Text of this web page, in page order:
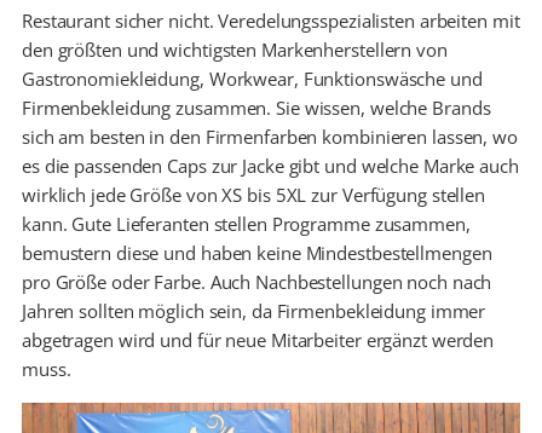
Restaurant sicher nicht. Veredelungsspezialisten arbeiten mit
den größten und wichtigsten Markenherstellern von
Gastronomiekleidung, Workwear, Funktionswäsche und
Firmenbekleidung zusammen. Sie wissen, welche Brands
sich am besten in den Firmenfarben kombinieren lassen, wo
es die passenden Caps zur Jacke gibt und welche Marke auch
wirklich jede Größe von XS bis 5XL zur Verfügung stellen
kann. Gute Lieferanten stellen Programme zusammen,
bemustern diese und haben keine Mindestbestellmengen
pro Größe oder Farbe. Auch Nachbestellungen noch nach
Jahren sollten möglich sein, da Firmenbekleidung immer
abgetragen wird und für neue Mitarbeiter ergänzt werden
muss.